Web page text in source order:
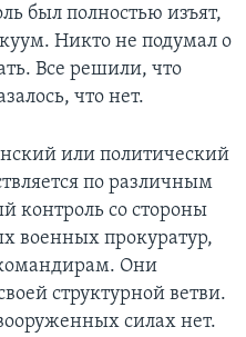
был полностью изъят,
Никто не подумал о
Все решили, что
что нет.
или политический
по различным
контроль со стороны
военных прокуратур,
Они
структурной ветви.
силах нет.